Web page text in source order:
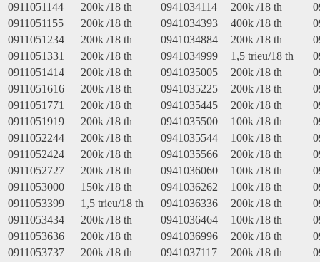
0911051144
200k /18 th 0941034114 200k /18 th
0911051155
200k /18 th 0941034393 400k /18 th
0911051234
200k /18 th 0941034884 200k /18 th
0911051331
200k /18 th 0941034999 1,5 trieu/18 th
0911051414
200k /18 th 0941035005 200k /18 th
0911051616
200k /18 th 0941035225 200k /18 th
0911051771
200k /18 th 0941035445 200k /18 th
0911051919
200k /18 th 0941035500 100k /18 th
0911052244
200k /18 th 0941035544 100k /18 th
0911052424
200k /18 th 0941035566 200k /18 th
0911052727
200k /18 th 0941036060 100k /18 th
0911053000
150k /18 th 0941036262 100k /18 th
0911053399
1,5 trieu/18 th 0941036336 200k /18 th
0911053434
200k /18 th 0941036464 100k /18 th
0911053636
200k /18 th 0941036996 200k /18 th
0911053737
200k /18 th 0941037117 200k /18 th